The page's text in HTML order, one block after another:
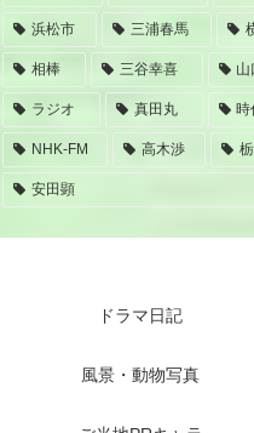
浜松市 三浦春馬
相棒 三谷幸喜 山
ラジオ 真田丸 時
NHK-FM 高木渉
安田顕
ドラマ日記
風景・動物写真